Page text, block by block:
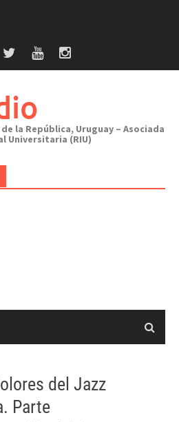
la República, Uruguay – Asociada
Universitaria (RIU)
del Jazz
Parte